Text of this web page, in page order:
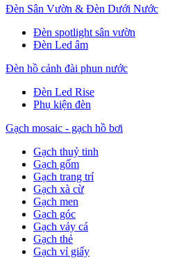
Đèn Sân Vườn & Đèn Dưới Nước
Đèn spotlight sân vườn
Đèn Led âm
Đèn hồ cảnh đài phun nước
Đèn Led Rise
Phụ kiện đèn
Gạch mosaic - gạch hồ bơi
Gạch thuỷ tinh
Gạch gốm
Gạch trang trí
Gạch xà cừ
Gạch men
Gạch góc
Gạch vảy cá
Gạch thẻ
Gạch vỉ giấy